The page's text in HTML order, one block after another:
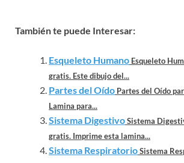
También te puede Interesar:
Esqueleto Humano Esqueleto
gratis. Este dibujo del...
Partes del Oído Partes del Oído
Lamina para...
Sistema DigestivoSistema
gratis. Imprime esta lamina...
Sistema RespiratorioSistema